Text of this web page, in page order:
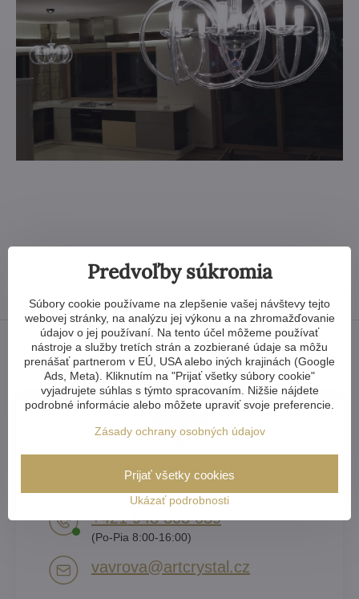
Krištáľovo jasné odpovede
+421 948 303 039
(Po-Pia 8:00-16:00)
vavrova​@artcrystal​.cz
Predvoľby súkromia
Súbory cookie používame na zlepšenie vašej návštevy tejto
webovej stránky, na analýzu jej výkonu a na zhromažďovanie
údajov o jej používaní. Na tento účel môžeme používať
nástroje a služby tretích strán a zozbierané údaje sa môžu
prenášať partnerom v EÚ, USA alebo iných krajinách (Google
Ads, Meta). Kliknutím na "Prijať všetky súbory cookie"
vyjadrujete súhlas s týmto spracovaním. Nižšie nájdete
podrobné informácie alebo môžete upraviť svoje preferencie.
Zásady ochrany osobných údajov
Ukázať podrobnosti
Prijať všetky cookies